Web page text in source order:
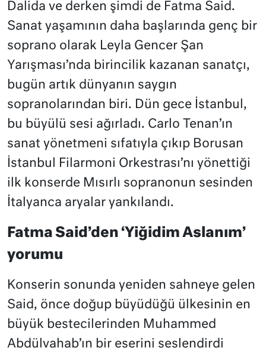
Dalida ve derken şimdi de Fatma Said.
Sanat yaşamının daha başlarında genç bir
soprano olarak Leyla Gencer Şan
Yarışması’nda birincilik kazanan sanatçı,
bugün artık dünyanın saygın
sopranolarından biri. Dün gece İstanbul,
bu büyülü sesi ağırladı. Carlo Tenan’ın
sanat yönetmeni sıfatıyla çıkıp Borusan
İstanbul Filarmoni Orkestrası’nı yönettiği
ilk konserde Mısırlı sopranonun sesinden
İtalyanca aryalar yankılandı.
Fatma Said’den ‘Yiğidim Aslanım’
yorumu
Konserin sonunda yeniden sahneye gelen
Said, önce doğup büyüdüğü ülkesinin en
büyük bestecilerinden Muhammed
Abdülvahab’ın bir eserini seslendirdi